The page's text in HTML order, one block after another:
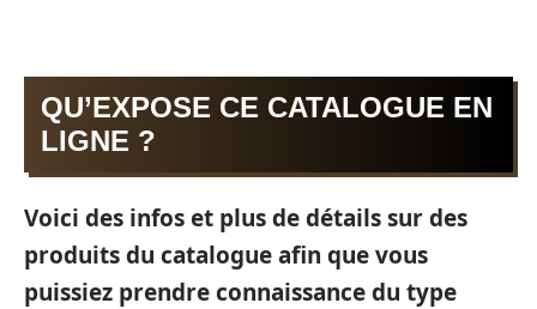
QU’EXPOSE CE CATALOGUE EN
LIGNE ?
Voici des infos et plus de détails sur des
produits du catalogue afin que vous
puissiez prendre connaissance du type